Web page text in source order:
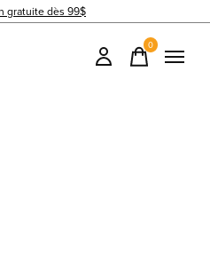
gratuite dès 99$
0items